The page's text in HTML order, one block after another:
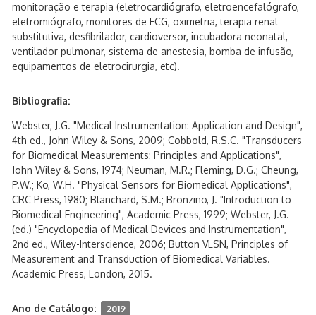
monitoração e terapia (eletrocardiógrafo, eletroencefalógrafo,
eletromiógrafo, monitores de ECG, oximetria, terapia renal
substitutiva, desfibrilador, cardioversor, incubadora neonatal,
ventilador pulmonar, sistema de anestesia, bomba de infusão,
equipamentos de eletrocirurgia, etc).
Bibliografia:
Webster, J.G. "Medical Instrumentation: Application and Design",
4th ed., John Wiley & Sons, 2009; Cobbold, R.S.C. "Transducers
for Biomedical Measurements: Principles and Applications",
John Wiley & Sons, 1974; Neuman, M.R.; Fleming, D.G.; Cheung,
P.W.; Ko, W.H. "Physical Sensors for Biomedical Applications",
CRC Press, 1980; Blanchard, S.M.; Bronzino, J. "Introduction to
Biomedical Engineering", Academic Press, 1999; Webster, J.G.
(ed.) "Encyclopedia of Medical Devices and Instrumentation",
2nd ed., Wiley-Interscience, 2006; Button VLSN, Principles of
Measurement and Transduction of Biomedical Variables.
Academic Press, London, 2015.
Ano de Catálogo: 2019